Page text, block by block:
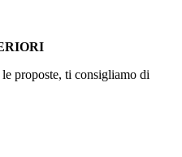
proposte, ti consigliamo di